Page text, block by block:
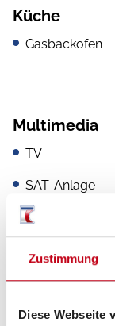
Zustimmung
Diese Webseite
Küche
Gasbackofen
Multimedia
TV
SAT-Anlage
Rückfahrkamera
DAB Radio
Radio/Tuner